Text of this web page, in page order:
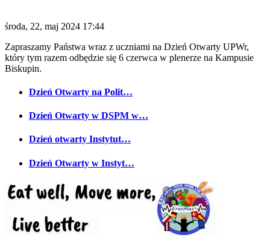
środa, 22, maj 2024 17:44
Zapraszamy Państwa wraz z uczniami na Dzień Otwarty UPWr,
który tym razem odbędzie się 6 czerwca w plenerze na Kampusie
Biskupin.
Dzień Otwarty na Polit…
Dzień Otwarty w DSPM w…
Dzień otwarty Instytut…
Dzień Otwarty w Instyt…